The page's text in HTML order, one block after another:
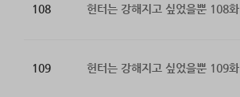
108 헌터는 강해지고 싶었을뿐 108화
109 헌터는 강해지고 싶었을뿐 109화